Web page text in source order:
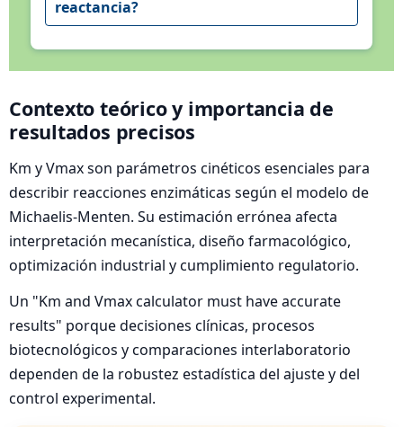
reactancia?
Contexto teórico y importancia de
resultados precisos
Km y Vmax son parámetros cinéticos esenciales para
describir reacciones enzimáticas según el modelo de
Michaelis‑Menten. Su estimación errónea afecta
interpretación mecanística, diseño farmacológico,
optimización industrial y cumplimiento regulatorio.
Un "Km and Vmax calculator must have accurate
results" porque decisiones clínicas, procesos
biotecnológicos y comparaciones interlaboratorio
dependen de la robustez estadística del ajuste y del
control experimental.